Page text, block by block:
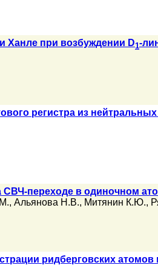
Ханле при возбуждении D1-
регистра из
переходе в одиночном
, Альянова Н.В., Митянин К.Ю.,
ридберговских атомов